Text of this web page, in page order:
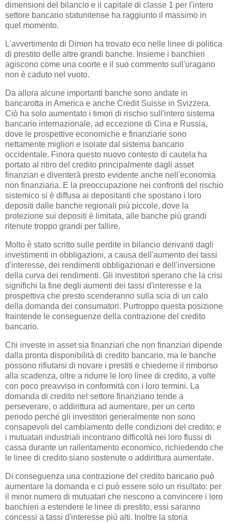
dimensioni del bilancio e il capitale di classe 1 per l'intero
settore bancario statunitense ha raggiunto il massimo in
quel momento.
L'avvertimento di Dimon ha trovato eco nelle linee di politica
di prestito delle altre grandi banche. Insieme i banchieri
agiscono come una coorte e il suo commento sull'uragano
non è caduto nel vuoto.
Da allora alcune importanti banche sono andate in
bancarotta in America e anche Credit Suisse in Svizzera.
Ciò ha solo aumentato i timori di rischio sull'intero sistema
bancario internazionale, ad eccezione di Cina e Russia,
dove le prospettive economiche e finanziarie sono
nettamente migliori e isolate dal sistema bancario
occidentale. Finora questo nuovo contesto di cautela ha
portato al ritiro del credito principalmente dagli asset
finanziari e diventerà presto evidente anche nell'economia
non finanziaria. E la preoccupazione nei confronti del rischio
sistemico si è diffusa ai depositanti che spostano i loro
depositi dalle banche regionali più piccole, dove la
protezione sui depositi è limitata, alle banche più grandi
ritenute troppo grandi per fallire.
Molto è stato scritto sulle perdite in bilancio derivanti dagli
investimenti in obbligazioni, a causa dell'aumento dei tassi
d'interesse, dei rendimenti obbligazionari e dell'inversione
della curva dei rendimenti. Gli investitori sperano che la crisi
significhi la fine degli aumenti dei tassi d'interesse e la
prospettiva che presto scenderanno sulla scia di un calo
della domanda dei consumatori. Purtroppo questa posizione
fraintende le conseguenze della contrazione del credito
bancario.
Chi investe in asset sia finanziari che non finanziari dipende
dalla pronta disponibilità di credito bancario, ma le banche
possono rifiutarsi di novare i prestiti e chiederne il rimborso
alla scadenza, oltre a ridurre le loro linee di credito, a volte
con poco preavviso in conformità con i loro termini. La
domanda di credito nel settore finanziario tende a
perseverare, o addirittura ad aumentare, per un certo
periodo perché gli investitori generalmente non sono
consapevoli del cambiamento delle condizioni del credito; e
i mutuatari industriali incontrano difficoltà nei loro flussi di
cassa durante un rallentamento economico, richiedendo che
le linee di credito siano sostenute o addirittura aumentate.
Di conseguenza una contrazione del credito bancario può
aumentare la domanda e ci può essere solo un risultato: per
il minor numero di mutuatari che riescono a convincere i loro
banchieri a estendere le linee di prestito, essi saranno
concessi a tassi d'interesse più alti. Inoltre la storia